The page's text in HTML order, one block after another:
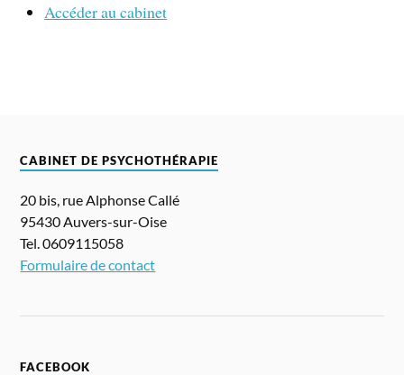
Accéder au cabinet
CABINET DE PSYCHOTHÉRAPIE
20 bis, rue Alphonse Callé
95430 Auvers-sur-Oise
Tel. 0609115058
Formulaire de contact
FACEBOOK